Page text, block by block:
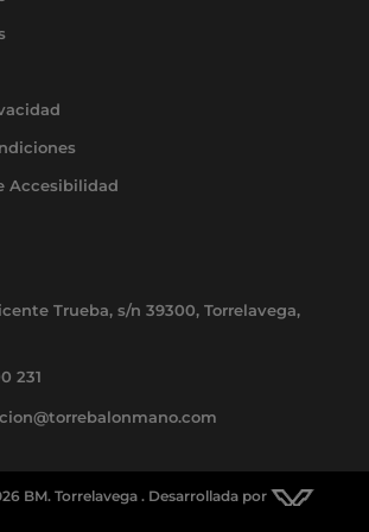
Accesibilidad
Trueba, s/n 39300, Torrelavega,
231
BM. Torrelavega . Desarrollada por